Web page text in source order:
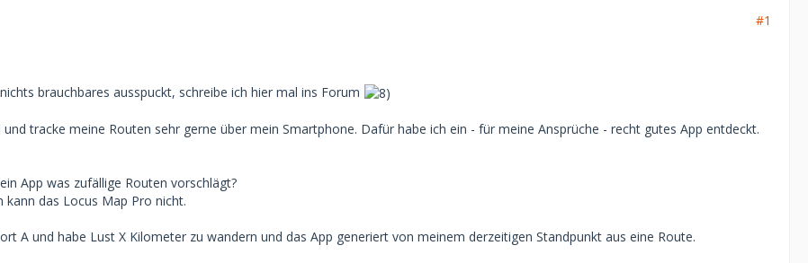
#1
brauchbares ausspuckt, schreibe ich hier mal ins Forum
und tracke meine Routen sehr gerne über mein Smartphone. Dafür habe ich ein - für meine Ansprüche - recht gutes App entdeckt.
App was zufällige Routen vorschlägt?
kann das Locus Map Pro nicht.
A und habe Lust X Kilometer zu wandern und das App generiert von meinem derzeitigen Standpunkt aus eine Route.